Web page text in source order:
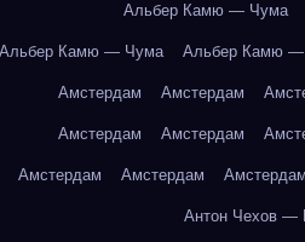
Альбер Камю — Чума
Альбер Камю — Чума Альбер Камю
Амстердам Амстердам
Амстердам Амстердам
Амстердам Амстердам Амстердам
Антон Чехов —